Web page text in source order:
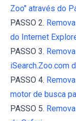
Zoo" através do
PASSO 2.
do Internet
PASSO 3.
iSearch.Zoo.com
PASSO 4.
motor de busca
PASSO 5.